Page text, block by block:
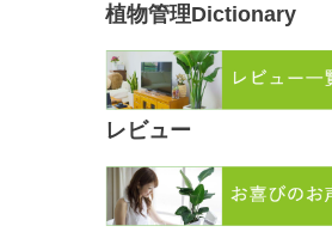
植物管理Dictionary
レビュー